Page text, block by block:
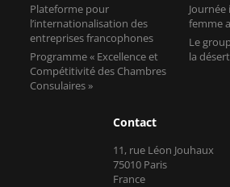
Plateforme pour
l’internationalisation des
entreprises francophones
Programme « Excellence et
Compétitivité des Chambres
Consulaires »
femme
Le
la
Contact
11, rue Léon Jouhaux
75010 Paris
France